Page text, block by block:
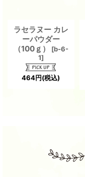
ラセラヌー カレ
ーパウダー
（100ｇ）
[b-6-
1]
464円(税込)